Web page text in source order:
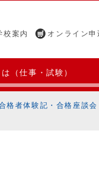
校案内 オンライン申
（仕事・試験）
格者体験記・合格座談会